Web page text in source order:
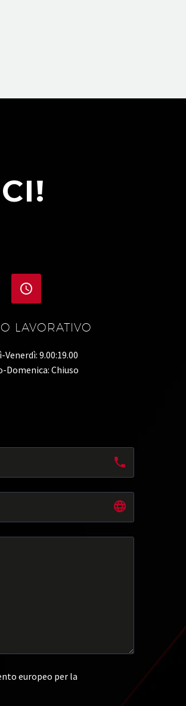


LAVORATIVO
Venerdì: 9.00:19.00
Domenica: Chiuso
europeo per la